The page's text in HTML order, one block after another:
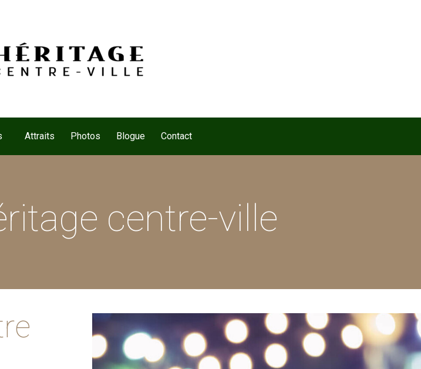
Attraits Photos Blogue Contact
centre-ville